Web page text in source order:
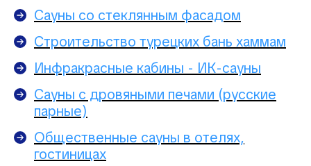
Сауны со стеклянным фасадом
Строительство турецких бань хаммам
Инфракрасные кабины - ИК-сауны
Сауны с дровяными печами (русские
парные)
Общественные сауны в отелях,
гостиницах